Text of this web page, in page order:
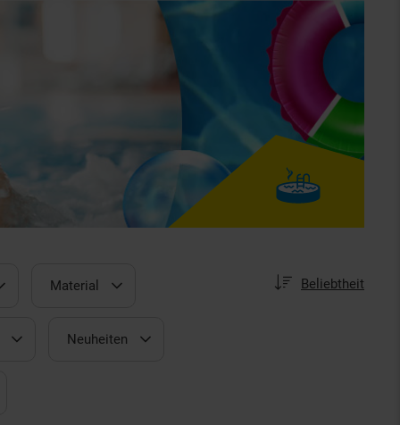
Material
Neuheiten
SortierungSortierung:
Beliebtheit